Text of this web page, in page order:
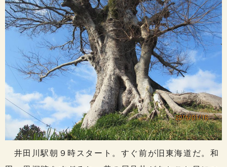
井田川駅朝９時スタート。すぐ前が旧東海道だ。和